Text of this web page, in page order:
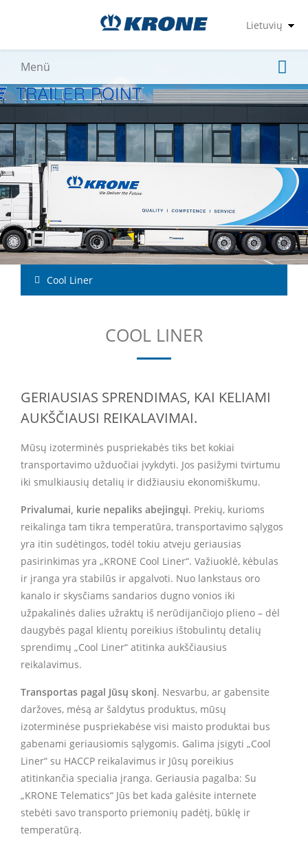
Cool Liner
COOL LINER
GERIAUSIAS SPRENDIMAS, KAI KELIAMI
AUKŠČIAUSI REIKALAVIMAI.
Mūsų izoterminės puspriekabės tiks bet kokiai
transportavimo užduočiai įvykdyti. Jos pasižymi tvirtumu
iki smulkiausių detalių ir didžiausiu ekonomiškumu.
Privalumai, kurie nepaliks abejingųi. Prekių, kurioms
reikalinga tam tikra temperatūra, transportavimo sąlygos
yra itin sudėtingos, todėl tokiu atveju geriausias
pasirinkimas yra „KRONE Cool Liner“. Važiuoklė, kėbulas
ir įranga yra stabilūs ir apgalvoti. Nuo lankstaus oro
kanalo ir skysčiams sandarios dugno vonios iki
užpakalinės dalies užraktų iš nerūdijančiojo plieno – dėl
daugybės pagal klientų poreikius ištobulintų detalių
sprendimų „Cool Liner“ atitinka aukščiausius
reikalavimus.
Transportas pagal Jūsų skonį. Nesvarbu, ar gabensite
daržoves, mėsą ar šaldytus produktus, mūsų
izoterminėse puspriekabėse visi maisto produktai bus
gabenami geriausiomis sąlygomis. Galima įsigyti „Cool
Liner“ su HACCP reikalavimus ir Jūsų poreikius
atitinkančia specialia įranga. Geriausia pagalba: Su
„KRONE Telematics“ Jūs bet kada galėsite internete
stebėti savo transporto priemonių padėtį, būklę ir
temperatūrą.